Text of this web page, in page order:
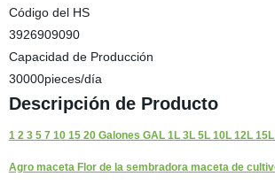
Código del HS
3926909090
Capacidad de Producción
30000pieces/día
Descripción de Producto
1 2 3 5 7 10 15 20 Galones GAL 1L 3L 5L 10L 12L
Agro maceta Flor de la sembradora maceta de